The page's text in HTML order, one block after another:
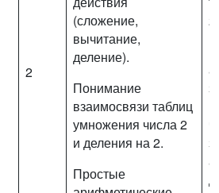
2
(сложение,
вычитание,
деление).
Понимание
взаимосвязи таблиц
умножения числа 2
и деления на 2.
Простые
2.